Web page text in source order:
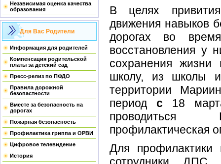
Независимая оценка качества
образования
Для Вас Родители
Информация для родителей
Компенсация родительской
платы за детский сад
Пресс-релиз по ПФДО
Правила дорожной
безопастности
Вместе за безопасность на
дорогах
Пожарная безопасность
Профилактика гриппа и ОРВИ
Цифровое телевидение
История
В целях
движения навыков
дорогах во
восстановления у
сохранения
школу, из школы
территории
период с 18
проводиться
профилактическая
Для профилактики
сотрудники